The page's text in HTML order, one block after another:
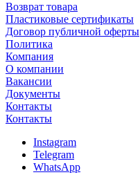
Возврат товара
Пластиковые сертификаты
Договор публичной оферты
Политика
Компания
О компании
Вакансии
Документы
Контакты
Контакты
Instagram
Telegram
WhatsApp